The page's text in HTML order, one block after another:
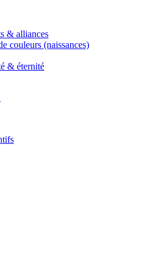
& alliances
couleurs (naissances)
& éternité